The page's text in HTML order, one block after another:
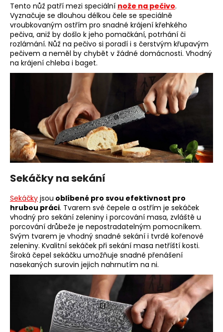
Tento nůž patří mezi speciální nože na pečivo.
Vyznačuje se dlouhou délkou čele se speciálně
vroubkovaným ostřím pro snadné krájení křehkého
pečiva, aniž by došlo k jeho pomačkání, potrhání či
rozlámání. Nůž na pečivo si poradí i s čerstvým křupavým
pečivem a neměl by chybět v žádné domácnosti. Vhodný
na krájení chleba i baget.
Sekáčky na sekání
Sekáčky jsou oblíbené pro svou efektivnost pro
hrubou práci. Tvarem své čepele a ostřím je sekáček
vhodný pro sekání zeleniny i porcování masa, zvláště u
porcování drůbeže je nepostradatelným pomocníkem.
Svým tvarem je vhodný snadné sekání i tvrdé kořenové
zeleniny. Kvalitní sekáček při sekání masa netříští kosti.
Široká čepel sekáčku umožňuje snadné přenášení
nasekaných surovin jejich nahrnutím na ni.